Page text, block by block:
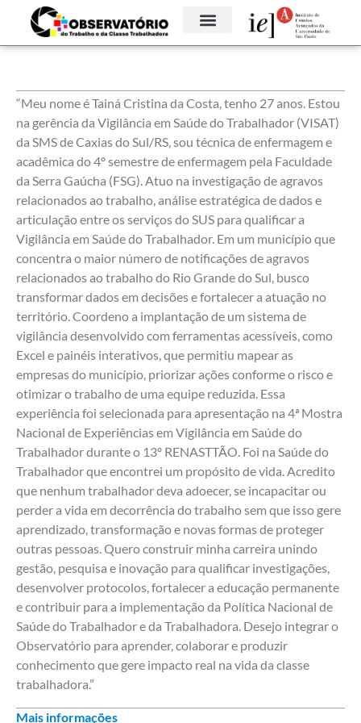
“Meu nome é Tainá Cristina da Costa, tenho 27 anos. Estou
na gerência da Vigilância em Saúde do Trabalhador (VISAT)
da SMS de Caxias do Sul/RS, sou técnica de enfermagem e
acadêmica do 4º semestre de enfermagem pela Faculdade
da Serra Gaúcha (FSG). Atuo na investigação de agravos
relacionados ao trabalho, análise estratégica de dados e
articulação entre os serviços do SUS para qualificar a
Vigilância em Saúde do Trabalhador. Em um município que
concentra o maior número de notificações de agravos
relacionados ao trabalho do Rio Grande do Sul, busco
transformar dados em decisões e fortalecer a atuação no
território. Coordeno a implantação de um sistema de
vigilância desenvolvido com ferramentas acessíveis, como
Excel e painéis interativos, que permitiu mapear as
empresas do município, priorizar ações conforme o risco e
otimizar o trabalho de uma equipe reduzida. Essa
experiência foi selecionada para apresentação na 4ª Mostra
Nacional de Experiências em Vigilância em Saúde do
Trabalhador durante o 13º RENASTTÃO. Foi na Saúde do
Trabalhador que encontrei um propósito de vida. Acredito
que nenhum trabalhador deva adoecer, se incapacitar ou
perder a vida em decorrência do trabalho sem que isso gere
aprendizado, transformação e novas formas de proteger
outras pessoas. Quero construir minha carreira unindo
gestão, pesquisa e inovação para qualificar investigações,
desenvolver protocolos, fortalecer a educação permanente
e contribuir para a implementação da Política Nacional de
Saúde do Trabalhador e da Trabalhadora. Desejo integrar o
Observatório para aprender, colaborar e produzir
conhecimento que gere impacto real na vida da classe
trabalhadora.”
Mais informações